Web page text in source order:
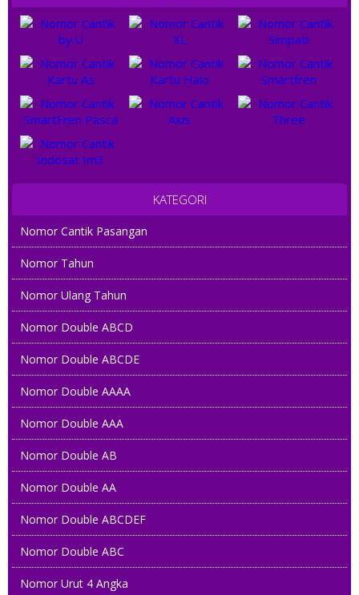
KATEGORI
Nomor Cantik Pasangan
Nomor Tahun
Nomor Ulang Tahun
Nomor Double ABCD
Nomor Double ABCDE
Nomor Double AAAA
Nomor Double AAA
Nomor Double AB
Nomor Double AA
Nomor Double ABCDEF
Nomor Double ABC
Nomor Urut 4 Angka